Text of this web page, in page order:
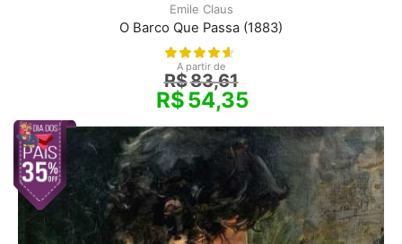
Emile Claus
O Barco Que Passa (1883)
A partir de
R$83,61
R$54,35